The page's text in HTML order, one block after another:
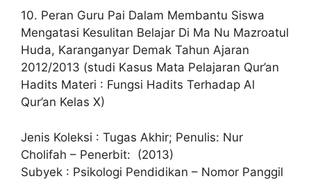
10. Peran Guru Pai Dalam Membantu Siswa
Mengatasi Kesulitan Belajar Di Ma Nu Mazroatul
Huda, Karanganyar Demak Tahun Ajaran
2012/2013 (studi Kasus Mata Pelajaran Qur’an
Hadits Materi : Fungsi Hadits Terhadap Al
Qur’an Kelas X)
Jenis Koleksi : Tugas Akhir; Penulis: Nur
Cholifah – Penerbit: (2013)
Subyek : Psikologi Pendidikan – Nomor Panggil